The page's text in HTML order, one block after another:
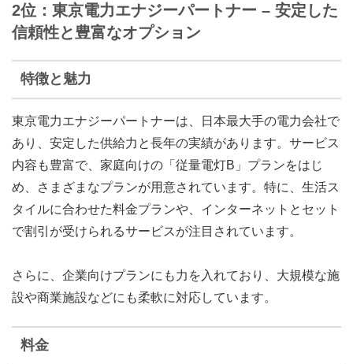
2位：東京電力エナジーパートナー – 安定した
信頼性と豊富なオプション
特徴と魅力
東京電力エナジーパートナーは、日本最大手の電力会社で
あり、安定した供給力と長年の実績があります。サービス
内容も豊富で、家庭向けの「従量電灯B」プランをはじ
め、さまざまなプランが用意されています。特に、生活ス
タイルに合わせた料金プランや、インターネットとセット
で割引が受けられるサービスが注目されています。
さらに、企業向けプランにも力を入れており、大規模な施
設や商業施設などにも柔軟に対応しています。
料金